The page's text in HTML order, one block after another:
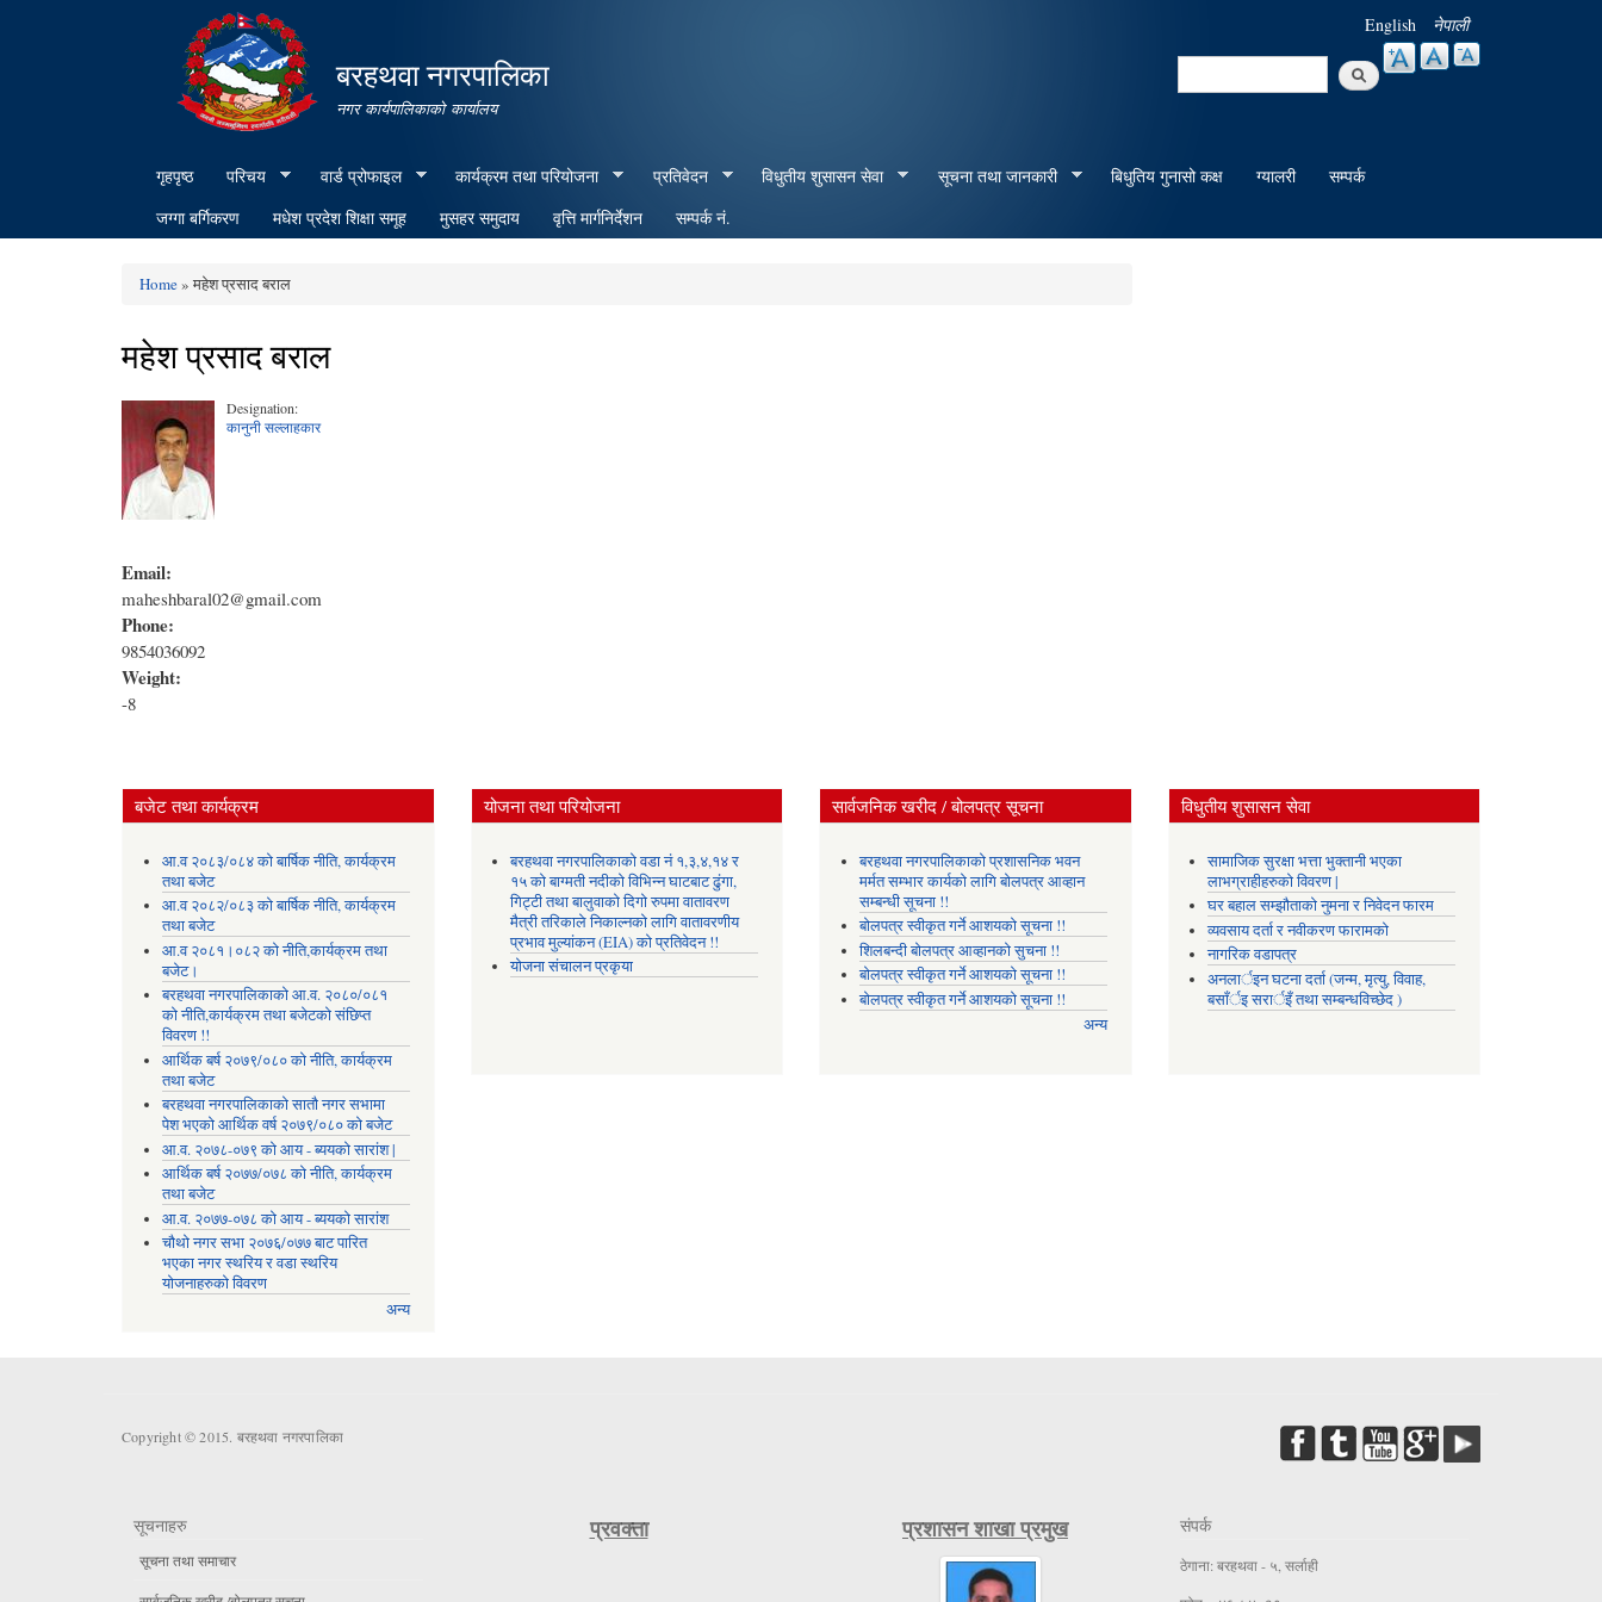
बरहथवा नगरपालिका
नगर कार्यपालिकाको कार्यालय
English नेपाली
Search
गृहपृष्ठ परिचय वार्ड प्रोफाइल कार्यक्रम तथा परियोजना प्रतिवेदन विधुतीय शुसासन सेवा सूचना तथा जानकारी बिधुतिय गुनासो कक्ष ग्यालरी
सम्पर्क
जग्गा बर्गिकरण
मधेश प्रदेश शिक्षा समूह मुसहर समुदाय वृत्ति मार्गनिर्देशन सम्पर्क नं.
You are here
Home» महेश प्रसाद बराल
महेश प्रसाद बराल
Designation:
कानुनी सल्लाहकार
Email:
maheshbaral02@gmail.com
Phone:
9854036092
Weight:
-8
बजेट तथा कार्यक्रम
आ.व २०८३/०८४ को बार्षिक नीति, कार्यक्रम
तथा बजेट
आ.व २०८२/०८३ को बार्षिक नीति, कार्यक्रम
तथा बजेट
आ.व २०८१।०८२ को नीति,कार्यक्रम तथा
बजेट।
बरहथवा नगरपालिकाको आ.व. २०८०/०८१
को नीति,कार्यक्रम तथा बजेटको संछिप्त
विवरण !!
आर्थिक बर्ष २०७९/०८० को नीति, कार्यक्रम
तथा बजेट
बरहथवा नगरपालिकाको सातौ नगर सभामा
पेश भएको आर्थिक वर्ष २०७९/०८० को बजेट
आ.व. २०७८-०७९ को आय - ब्ययको सारांश |
आर्थिक बर्ष २०७७/०७८ को नीति, कार्यक्रम
तथा बजेट
आ.व. २०७७-०७८ को आय - ब्ययको सारांश
चौथो नगर सभा २०७६/०७७ बाट पारित
भएका नगर स्थरिय र वडा स्थरिय
योजनाहरुको विवरण
अन्य
योजना तथा परियोजना
बरहथवा नगरपालिकाको वडा नं १,३,४,१४ र
१५ को बाग्मती नदीको विभिन्न घाटबाट ढुंगा,
गिट्टी तथा बालुवाको दिगो रुपमा वातावरण
मैत्री तरिकाले निकाल्नको लागि वातावरणीय
प्रभाव मुल्यांकन (EIA) को प्रतिवेदन !!
योजना संचालन प्रकृया
सार्वजनिक खरीद / बोलपत्र सूचना
बरहथवा नगरपालिकाको प्रशासनिक भवन
मर्मत सम्भार कार्यको लागि बोलपत्र आव्हान
सम्बन्धी सूचना !!
बोलपत्र स्वीकृत गर्ने आशयको सूचना !!
शिलबन्दी बोलपत्र आव्हानको सुचना !!
बोलपत्र स्वीकृत गर्ने आशयको सूचना !!
बोलपत्र स्वीकृत गर्ने आशयको सूचना !!
अन्य
विधुतीय शुसासन सेवा
सामाजिक सुरक्षा भत्ता भुक्तानी भएका
लाभग्राहीहरुको विवरण |
घर बहाल सम्झौताको नुमना र निवेदन फारम
व्यवसाय दर्ता र नवीकरण फारामको
नागरिक वडापत्र
अनलार्इन घटना दर्ता (जन्म, मृत्यु, विवाह,
बसाँर्इ सरार्इँ तथा सम्बन्धविच्छेद )
Copyright © 2015. बरहथवा नगरपालिका
सूचनाहरु
सूचना तथा समाचार
प्रवक्ता प्रशासन शाखा प्रमुख संपर्क
ठेगाना: बरहथवा - ५, सर्लाही